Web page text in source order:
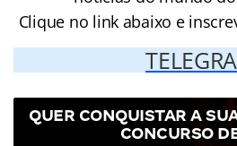
Clique no link abaixo e
QUER CONQUISTAR A
CONCURSO